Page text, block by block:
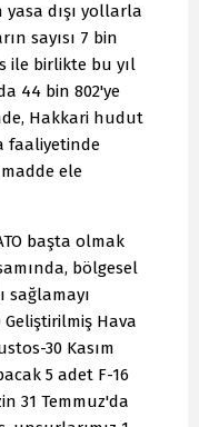
dışı yollarla
sayısı 7 bin
ile birlikte bu yıl
44 bin 802'ye
Hakkari hudut
faaliyetinde
ele
başta olmak
bölgesel
sağlamayı
Hava
30 Kasım
5 adet F-16
31 Temmuz'da